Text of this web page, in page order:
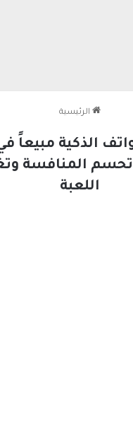
الرئيسية
المنافسة
اللعبة